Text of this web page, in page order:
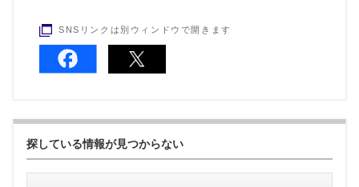
SNSリンクは別ウィンドウで開きます
探している情報が見つからない